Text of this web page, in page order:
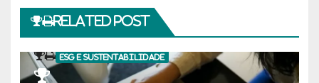
Related Post
ESG E SUSTENTABILIDADE